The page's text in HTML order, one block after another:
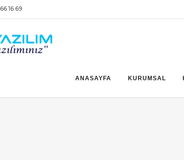
16 69
ANASAYFA KURUMSAL